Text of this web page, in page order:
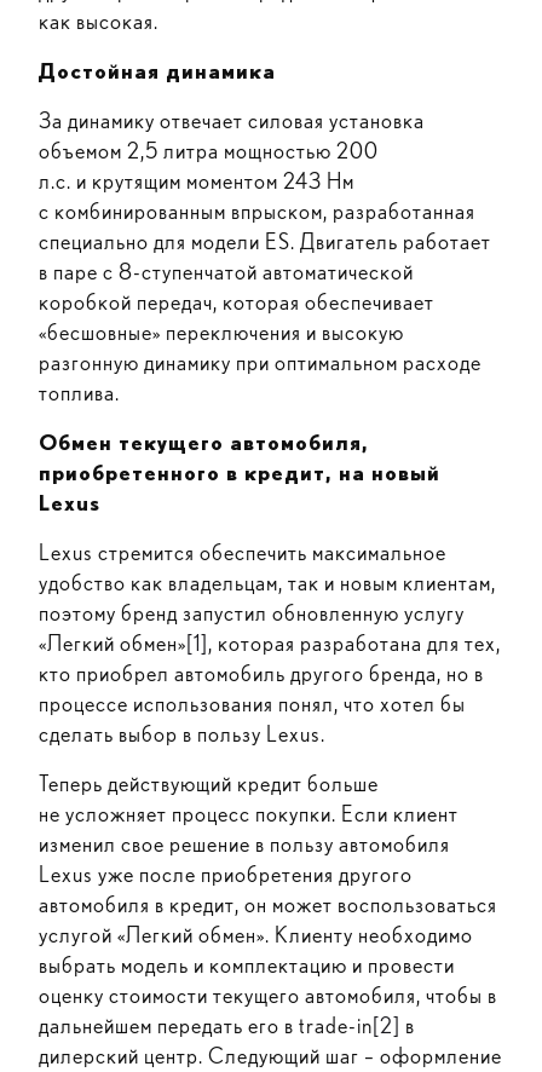
как высокая.
Достойная динамика
За динамику отвечает силовая установка
объемом 2,5 литра мощностью 200
л.с. и крутящим моментом 243 Нм
c комбинированным впрыском, разработанная
специально для модели ES. Двигатель работает
в паре с 8-ступенчатой автоматической
коробкой передач, которая обеспечивает
«бесшовные» переключения и высокую
разгонную динамику при оптимальном расходе
топлива.
Обмен текущего автомобиля,
приобретенного в кредит, на новый
Lexus
Lexus стремится обеспечить максимальное
удобство как владельцам, так и новым клиентам,
поэтому бренд запустил обновленную услугу
«Легкий обмен»[1], которая разработана для тех,
кто приобрел автомобиль другого бренда, но в
процессе использования понял, что хотел бы
сделать выбор в пользу Lexus.
Теперь действующий кредит больше
не усложняет процесс покупки. Если клиент
изменил свое решение в пользу автомобиля
Lexus уже после приобретения другого
автомобиля в кредит, он может воспользоваться
услугой «Легкий обмен». Клиенту необходимо
выбрать модель и комплектацию и провести
оценку стоимости текущего автомобиля, чтобы в
дальнейшем передать его в trade-in[2] в
дилерский центр. Следующий шаг – оформление